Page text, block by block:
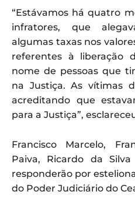
“Estávamos há quatro
infratores, que
algumas taxas nos
referentes à liberação
nome de pessoas que
na Justiça. As vítimas
acreditando que
para a Justiça”,
Francisco Marcelo,
Paiva, Ricardo da
responderão por
do Poder Judiciário do